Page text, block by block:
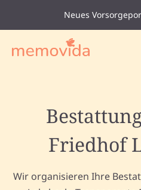
Neues
Friedhof
Wir organisieren Ihre